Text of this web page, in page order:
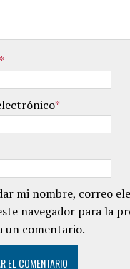
*
mi nombre, correo
navegador para la
un comentario.